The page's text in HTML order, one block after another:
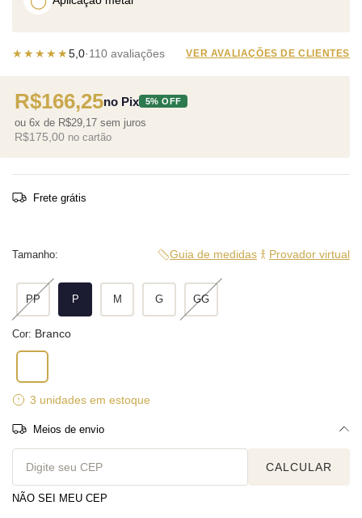
★★★★★5,0·110 avaliações VER AVALIAÇÕES DE CLIENTES
R$166,25no Pix 5% OFF
ou 6x de R$29,17 sem juros
R$175,00 no cartão
Frete grátis
Tamanho: Guia de medidas Provador virtual
PP P M G GG
Cor: Branco
3 unidades em estoque
Meios de envio
Entregas para o CEP:
CALCULAR
NÃO SEI MEU CEP